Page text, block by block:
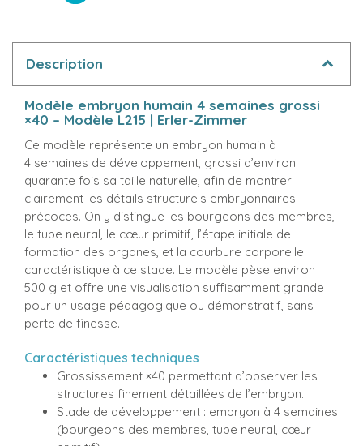
Description
Modèle embryon humain 4 semaines grossi
×40 – Modèle L215 | Erler-Zimmer
Ce modèle représente un embryon humain à
4 semaines de développement, grossi d’environ
quarante fois sa taille naturelle, afin de montrer
clairement les détails structurels embryonnaires
précoces. On y distingue les bourgeons des membres,
le tube neural, le cœur primitif, l’étape initiale de
formation des organes, et la courbure corporelle
caractéristique à ce stade. Le modèle pèse environ
500 g et offre une visualisation suffisamment grande
pour un usage pédagogique ou démonstratif, sans
perte de finesse.
Caractéristiques techniques
Grossissement ×40 permettant d’observer les
structures finement détaillées de l’embryon.
Stade de développement : embryon à 4 semaines
(bourgeons des membres, tube neural, cœur